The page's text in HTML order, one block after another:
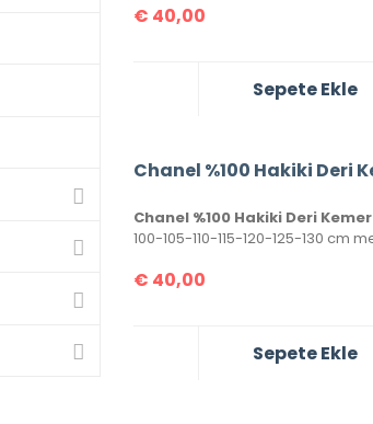
€ 40,00
Sepete Ekle
Chanel %100 Hakiki Deri Kemer
€ 40,00
Sepete Ekle